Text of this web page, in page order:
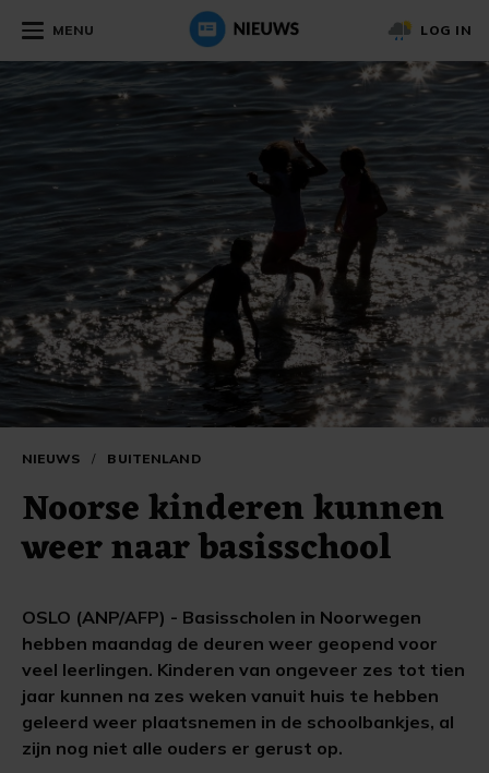
MENU LOG IN
NIEUWS / BUITENLAND
Noorse kinderen kunnen
weer naar basisschool
OSLO (ANP/AFP) - Basisscholen in Noorwegen
hebben maandag de deuren weer geopend voor
veel leerlingen. Kinderen van ongeveer zes tot tien
jaar kunnen na zes weken vanuit huis te hebben
geleerd weer plaatsnemen in de schoolbankjes, al
zijn nog niet alle ouders er gerust op.